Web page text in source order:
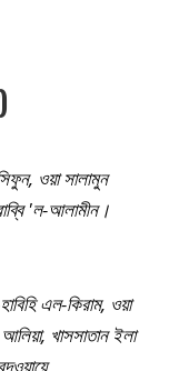
ওয়া সালামুন
'ল-আলামীন।
এল-কিরাম, ওয়া
আলিয়া, খাসসাতান ইলা